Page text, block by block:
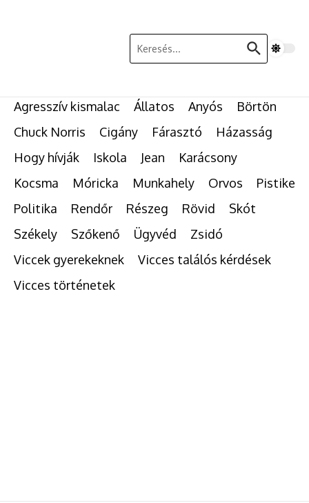
Keresés:
Agresszív kismalac Állatos Anyós
Börtön
Chuck Norris
Cigány Fárasztó
Házasság
Hogy hívják
Iskola Jean
Karácsony
Kocsma
Móricka Munkahely Orvos
Pistike
Politika
Rendőr Részeg Rövid
Skót
Székely
Szőkenő Ügyvéd
Zsidó
Viccek gyerekeknek
Vicces találós kérdések
Vicces történetek